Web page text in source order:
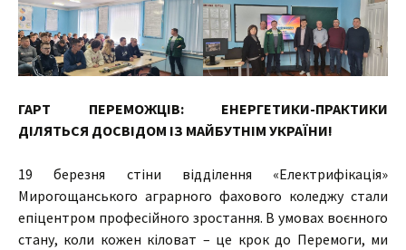
ГАРТ ПЕРЕМОЖЦІВ: ЕНЕРГЕТИКИ-ПРАКТИКИ
ДІЛЯТЬСЯ ДОСВІДОМ ІЗ МАЙБУТНІМ УКРАЇНИ!
19 березня стіни відділення «Електрифікація»
Мирогощанського аграрного фахового коледжу стали
епіцентром професійного зростання. В умовах воєнного
стану, коли кожен кіловат – це крок до Перемоги, ми